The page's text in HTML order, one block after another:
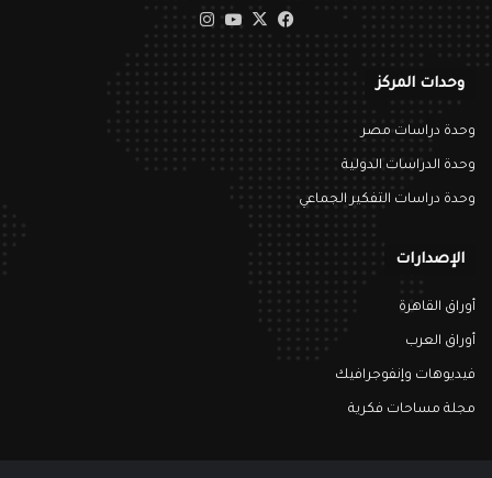
فيسبوك
‫X
‫YouTubeانستقرام
وحدات المركز
وحدة دراسات مصر
وحدة الدراسات الدولية
وحدة دراسات التفكير الجماعي
الإصدارات
أوراق القاهرة
أوراق العرب
فيديوهات وإنفوجرافيك
مجلة مساحات فكرية